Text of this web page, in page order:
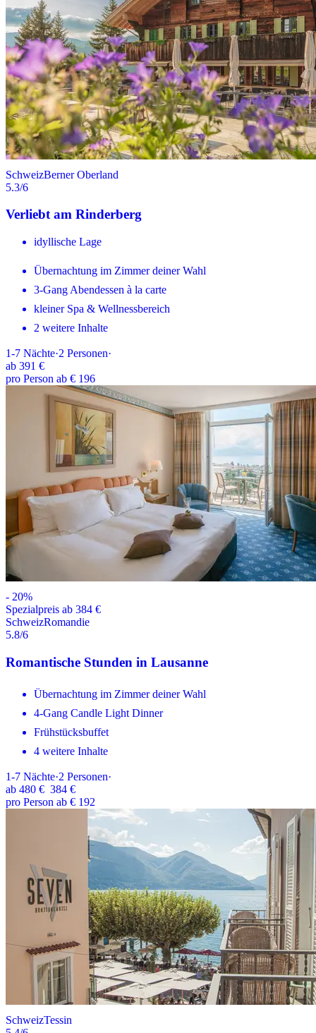
SchweizBerner Oberland
5.3/6
Verliebt am Rinderberg
idyllische Lage
Übernachtung im Zimmer deiner Wahl
3-Gang Abendessen à la carte
kleiner Spa & Wellnessbereich
2 weitere Inhalte
1-7 Nächte·2 Personen·
ab 391 €
pro Person ab € 196
- 20%
Spezialpreis ab 384 €
SchweizRomandie
5.8/6
Romantische Stunden in Lausanne
Übernachtung im Zimmer deiner Wahl
4-Gang Candle Light Dinner
Frühstücksbuffet
4 weitere Inhalte
1-7 Nächte·2 Personen·
ab 480 € 384 €
pro Person ab € 192
SchweizTessin